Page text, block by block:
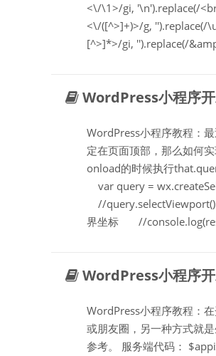
<\/\1>/gi, '\n').replace(/
<\/([^>]+)>/g, '').replace(/
[^>]*>/gi, '').replace(/
WordPress小程序
WordPress小程序教程：
定在页面顶部，那么如何
onload的时候执行
var query =
//
界坐标 //
WordPress小程序
WordPress小程序教程：
或朋友圈，另一种方式就
参考。 服务端代码：